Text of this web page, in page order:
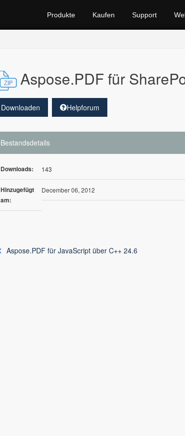
Produkte Kaufen Support
Aspose.PDF für
Downloaden Helpforum
Bestandsdetails
Downloads: 143
Hinzugefügt
am:
December 06, 2012
Aspose.PDF für JavaScript über C++ 24.6